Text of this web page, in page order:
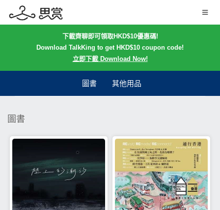
下載齊聊即可領取HKD$10優惠碼!
Download TalkKing to get HKD$10 coupon code!
立即下載 Download Now!
圖書 其他用品
圖書